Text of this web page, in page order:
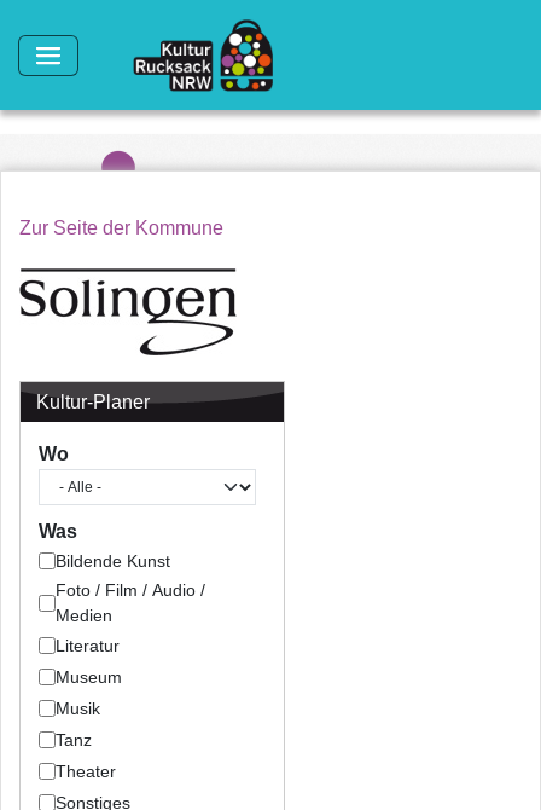
Zur Seite der Kommune
Kultur-Planer
Wo
Was
Bildende Kunst
Foto / Film / Audio /
Medien
Literatur
Museum
Musik
Tanz
Theater
Sonstiges